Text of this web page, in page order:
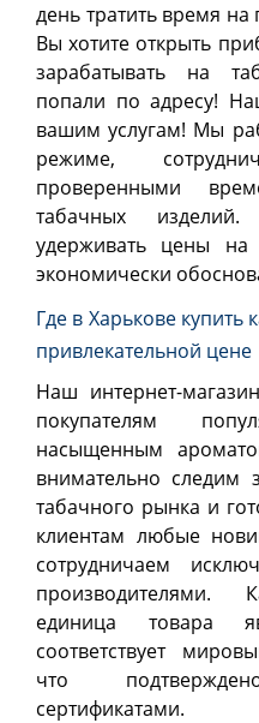
день тратить время
Вы хотите открыть
зарабатывать на
попали по адресу!
вашим услугам! Мы
режиме,
проверенными
табачных
удерживать цены
экономически
Где в Харькове купить
привлекательной цене
Наш интернет-
покупателям
насыщенным
внимательно следим
табачного рынка и
клиентам любые
сотрудничаем
производителями.
единица товара
соответствует
что
сертификатами.